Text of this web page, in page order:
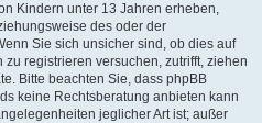
Kindern unter 13 Jahren erheben,
des oder der
Sie sich unsicher sind, ob dies auf
registrieren versuchen, zutrifft, ziehen
Bitte beachten Sie, dass phpBB
keine Rechtsberatung anbieten kann
jeglicher Art ist; außer